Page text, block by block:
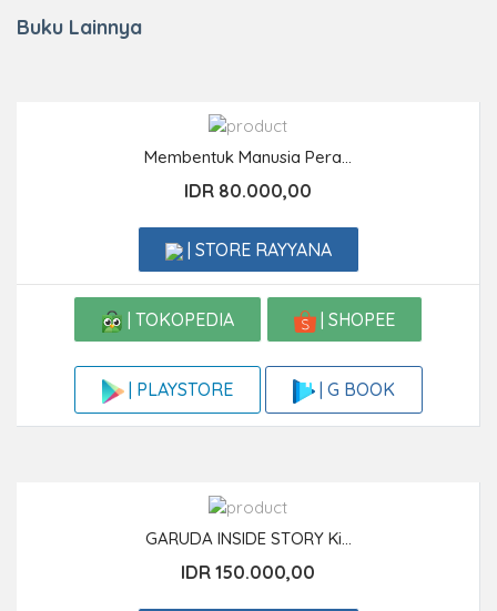
Buku Lainnya
Membentuk Manusia Pera...
IDR 80.000,00
| STORE RAYYANA
| TOKOPEDIA | SHOPEE
| PLAYSTORE | G BOOK
GARUDA INSIDE STORY Ki...
IDR 150.000,00